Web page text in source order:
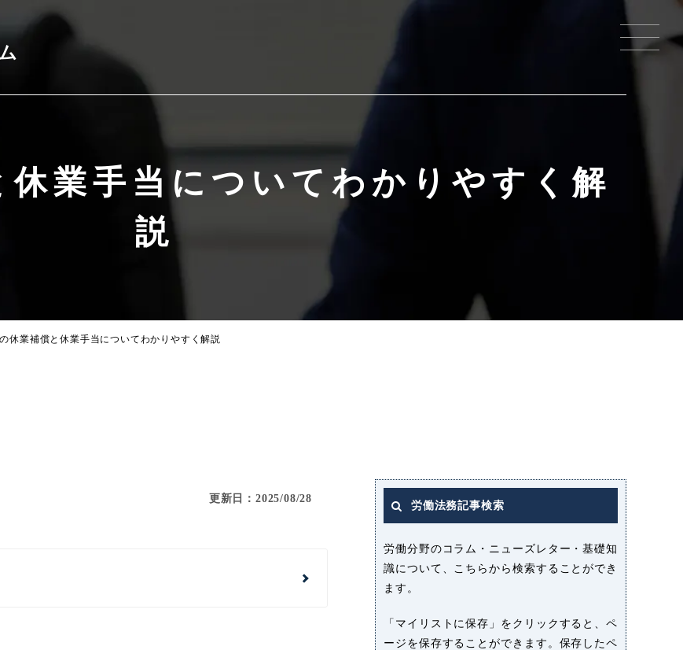
業手当についてわかりやすく解
説
休業補償と休業手当についてわかりやすく解説
更新日：2025/08/28
労働法務記事検索
労働分野のコラム・ニューズレター・基礎知
識について、こちらから検索することができ
ます。
「マイリストに保存」をクリックすると、ペ
ージを保存することができます。保存したペ